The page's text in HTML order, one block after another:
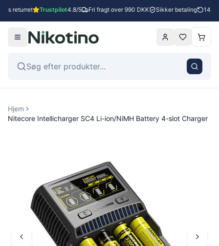
returret Trustpilot4.8/5 Fri fragt over 990 DKK Sikker betaling 14
Hjem
Nitecore Intellicharger SC4 Li-ion/NiMH Battery 4-slot Charger